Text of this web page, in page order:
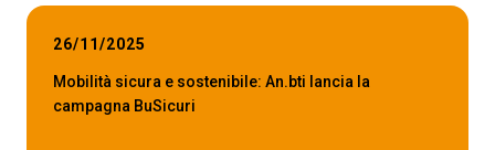
26/11/2025
Mobilità sicura e sostenibile: An.bti lancia la
campagna BuSicuri